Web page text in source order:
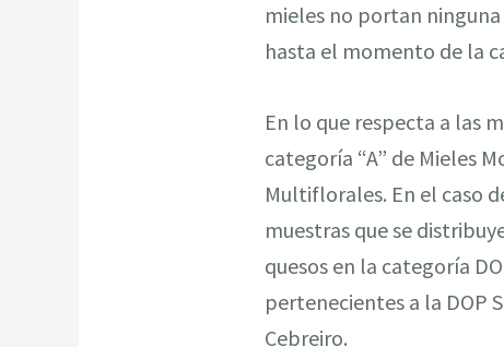
mieles no portan
hasta el momento de la
En lo que respecta a las
categoría “A” de Mieles
Multiflorales. En el caso
muestras que se
quesos en la categoría
pertenecientes a la DOP
Cebreiro.